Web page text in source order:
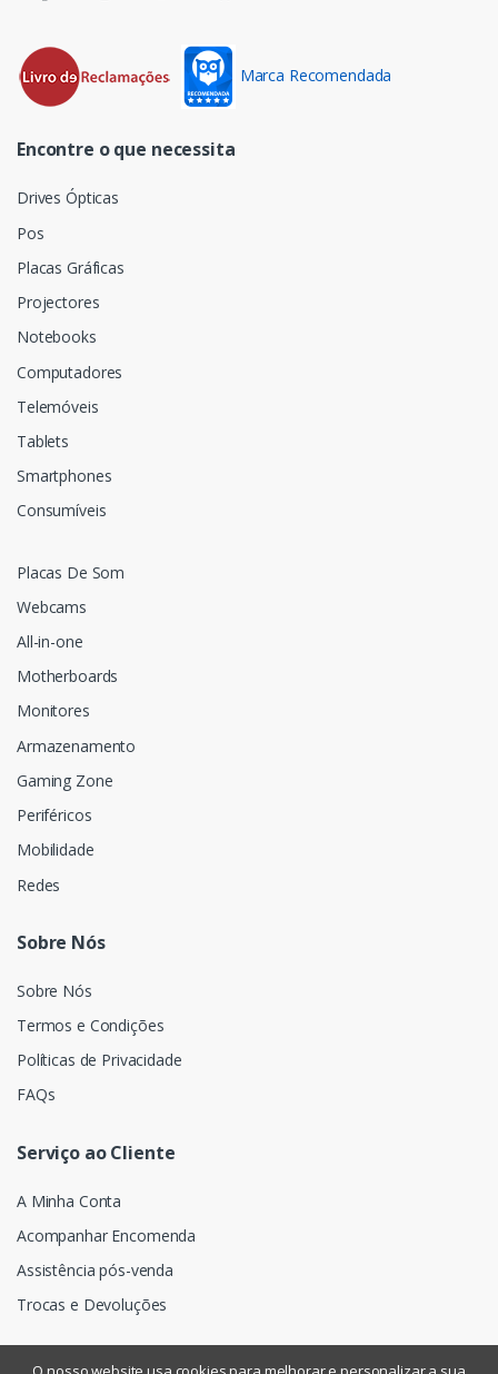
Marca Recomendada
Encontre o que necessita
Drives Ópticas
Pos
Placas Gráficas
Projectores
Notebooks
Computadores
Telemóveis
Tablets
Smartphones
Consumíveis
Placas De Som
Webcams
All-in-one
Motherboards
Monitores
Armazenamento
Gaming Zone
Periféricos
Mobilidade
Redes
Sobre Nós
Sobre Nós
Termos e Condições
Políticas de Privacidade
FAQs
Serviço ao Cliente
A Minha Conta
Acompanhar Encomenda
Assistência pós-venda
Trocas e Devoluções